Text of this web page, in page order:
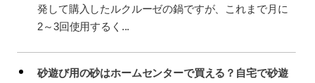
発して購入したルクルーゼの鍋ですが、これまで月に
2～3回使用するく...
砂遊び用の砂はホームセンターで買える？自宅で砂遊